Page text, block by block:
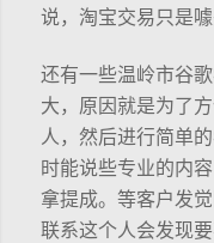
说，淘宝交易只是
还有一些温岭市谷
大，原因就是为了
人，然后进行简单
时能说些专业的内
拿提成。等客户发
联系这个人会发现